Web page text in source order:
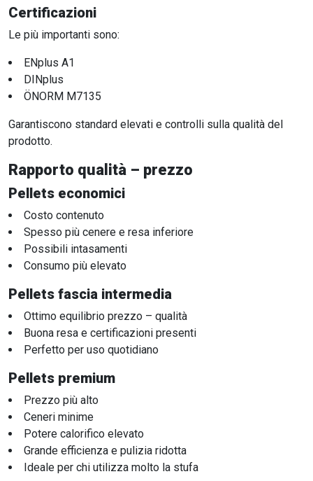
Certificazioni
Le più importanti sono:
ENplus A1
DINplus
ÖNORM M7135
Garantiscono standard elevati e controlli sulla qualità del
prodotto.
Rapporto qualità – prezzo
Pellets economici
Costo contenuto
Spesso più cenere e resa inferiore
Possibili intasamenti
Consumo più elevato
Pellets fascia intermedia
Ottimo equilibrio prezzo – qualità
Buona resa e certificazioni presenti
Perfetto per uso quotidiano
Pellets premium
Prezzo più alto
Ceneri minime
Potere calorifico elevato
Grande efficienza e pulizia ridotta
Ideale per chi utilizza molto la stufa